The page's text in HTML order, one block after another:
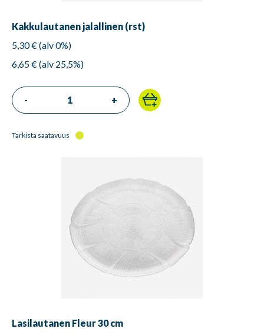
Kakkulautanen jalallinen (rst)
5,30 € (alv 0%)
6,65 € (alv 25,5%)
- +
Tarkista saatavuus
Lasilautanen Fleur 30 cm